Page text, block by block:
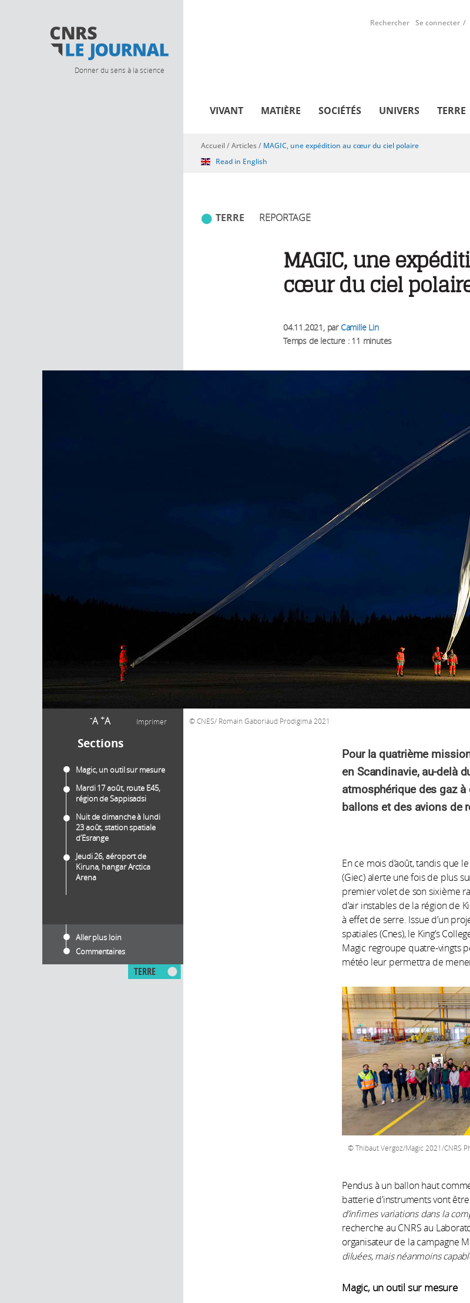
Donner du sens à la science
Rechercher Se connecter
VIVANT MATIÈRE SOCIÉTÉS UNIVERS TERRE
-A +A Imprimer
Sections
Magic, un outil sur mesure
Mardi 17 août, route E45,
région de Sappisadsi
Nuit de dimanche à lundi
23 août, station spatiale
d’Esrange
Jeudi 26, aéroport de
Kiruna, hangar Arctica
Arena
Aller plus loin
Commentaires
TERRE
Vous êtes ici
Accueil/Articles/ MAGIC, une expédition au cœur du ciel polaire
Read in English
TERRE REPORTAGE
MAGIC, une
cœur du ciel
04.11.2021, parCamille Lin
Temps de lecture : 11 minutes
CNES/ Romain Gaboriaud Prodigima 2021
Pour la quatrième
en Scandinavie, au-delà
atmosphérique des gaz
ballons et des avions de
En ce mois d’août, tandis que
(Giec) alerte une fois de plus
premier volet de son sixième
d’air instables de la région de
à effet de serre. Issue d’un
spatiales (Cnes), le King’s
Magic regroupe quatre-vingts
météo leur permettra de
Thibaut Vergoz/Magic 2021/CNRS
Pendus à un ballon haut
batterie d’instruments vont
d’infimes variations dans la
recherche au CNRS au
organisateur de la campagne
diluées, mais néanmoins
Magic, un outil sur mesure